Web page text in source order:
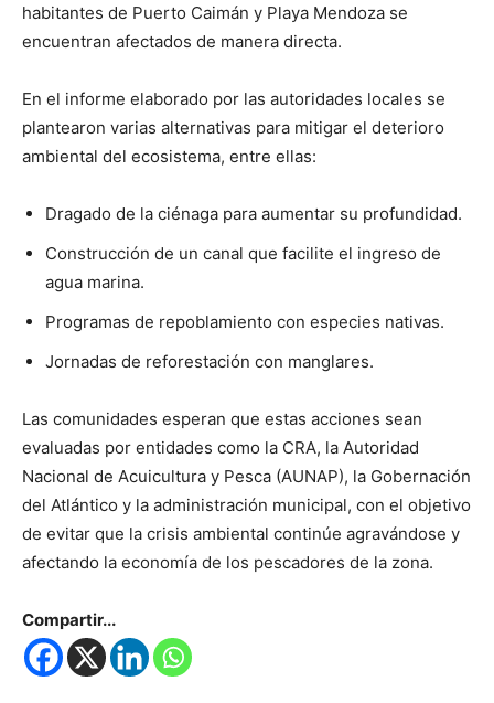
habitantes de Puerto Caimán y Playa Mendoza se
encuentran afectados de manera directa.
En el informe elaborado por las autoridades locales se
plantearon varias alternativas para mitigar el deterioro
ambiental del ecosistema, entre ellas:
Dragado de la ciénaga para aumentar su profundidad.
Construcción de un canal que facilite el ingreso de
agua marina.
Programas de repoblamiento con especies nativas.
Jornadas de reforestación con manglares.
Las comunidades esperan que estas acciones sean
evaluadas por entidades como la CRA, la Autoridad
Nacional de Acuicultura y Pesca (AUNAP), la Gobernación
del Atlántico y la administración municipal, con el objetivo
de evitar que la crisis ambiental continúe agravándose y
afectando la economía de los pescadores de la zona.
Compartir...